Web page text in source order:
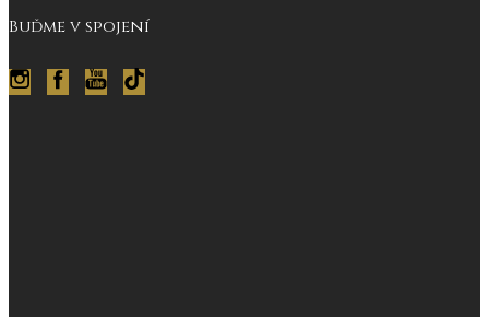
Buďme v spojení